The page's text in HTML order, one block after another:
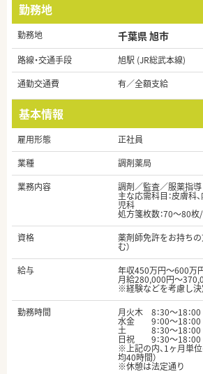
勤務地
勤務地 千葉県 旭市
路線・交通手段
旭駅 (JR総武本線)
通勤交通費
有／全額支給
基本情報
雇用形態
正社員
業種
調剤薬局
業務内容
調剤／監査／服薬指導
主な応需科目：皮膚科
児科
処方箋枚数：70～80枚
資格
薬剤師免許をお持ち
む）
給与
年収450万円～600万
月給280,000円～
※経験などを考慮し決
勤務時間
月火木 8：30～18：00
水金 9：00～18：00
土 8：30～18：00
日祝 9：30～18：00
※上記の内、1ヶ月単
均40時間）
※休憩は法定通り